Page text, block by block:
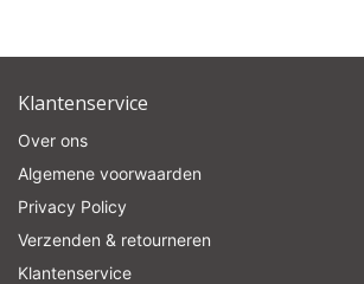
Klantenservice
Over ons
Algemene voorwaarden
Privacy Policy
Verzenden & retourneren
Klantenservice